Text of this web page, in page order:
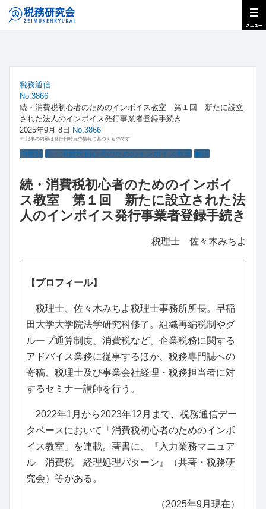
税務通信
No.3866
続・消費税初心者のためのインボイス教室 第１回 新たに設立
された法人のインボイス発行事業者登録手続き
2025年9月 8日 No.3866
※ 記事の内容は発行日時点の情報に基づくものです
消費税 続・消費税初心者のためのインボイス教室 解説
続・消費税初心者のためのインボイ
ス教室 第１回 新たに設立された法
人のインボイス発行事業者登録手続き
税理士 佐々木みちよ
【プロフィール】
税理士、佐々木みちよ税理士事務所所長。早稲
田大学大学院法学研究科修了。組織再編税制やグ
ループ通算制度、消費税など、企業税務に関する
アドバイス業務に従事するほか、税務専門誌への
寄稿、税理士及び事業会社経理・税務担当者に対
するセミナー講師を行う。
2022年1月から2023年12月まで、税務通信デー
タベースにおいて「消費税初心者のためのインボ
イス教室」を連載。著書に、『入力業務マニュア
ル 消費税 経理処理パターン』（共著・税務研
究会）等がある。
（2025年9月現在）